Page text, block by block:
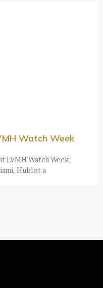
Watch Week
LVMH Watch Week,
Hublot a